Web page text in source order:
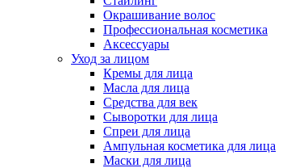
Окрашивание волос
Профессиональная косметика
Аксессуары
Уход за лицом
Кремы для лица
Масла для лица
Средства для век
Сыворотки для лица
Спреи для лица
Ампульная косметика для лица
Маски для лица